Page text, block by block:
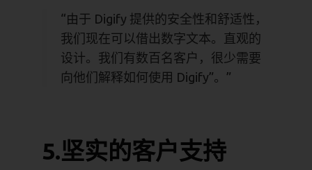
“由于 Digify 提供的安全性和舒适性，
我们现在可以借出数字文本。直观的
设计。我们有数百名客户，很少需要
向他们解释如何使用 Digify”。”
5.坚实的客户支持